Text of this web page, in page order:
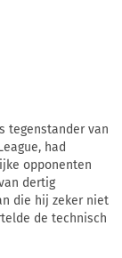
tegenstander van
had
opponenten
dertig
die hij zeker niet
de technisch